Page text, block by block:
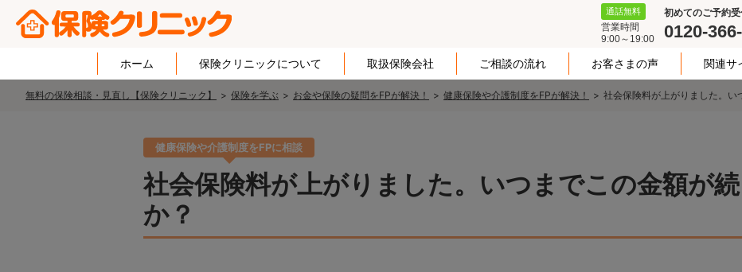
通話無料
営業時間
9:00～19:00
初めてのご予約
0120-
ホーム 保険クリニックについて 取扱保険会社 ご相談の流れ お客さまの声 関連サ
無料の保険相談・見直し【保険クリニック】 保険を学ぶ お金や保険の疑問をFPが解決！ 健康保険や介護制度をFPが解決！ 社会保険料が上がりました。い
健康保険や介護制度をFPに相談
社会保険料が上がりました。いつまでこの金額が
か？